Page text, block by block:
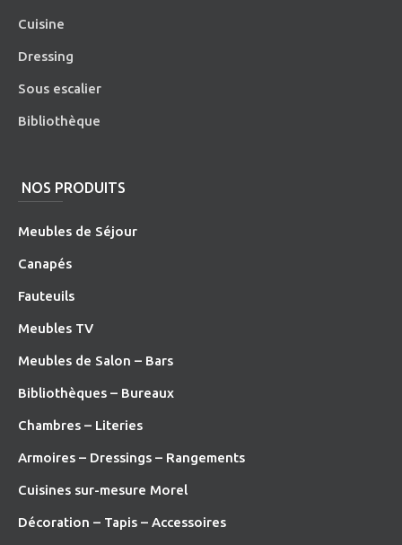
Cuisine
Dressing
Sous escalier
Bibliothèque
NOS PRODUITS
Meubles de Séjour
Canapés
Fauteuils
Meubles TV
Meubles de Salon – Bars
Bibliothèques – Bureaux
Chambres – Literies
Armoires – Dressings – Rangements
Cuisines sur-mesure Morel
Décoration – Tapis – Accessoires